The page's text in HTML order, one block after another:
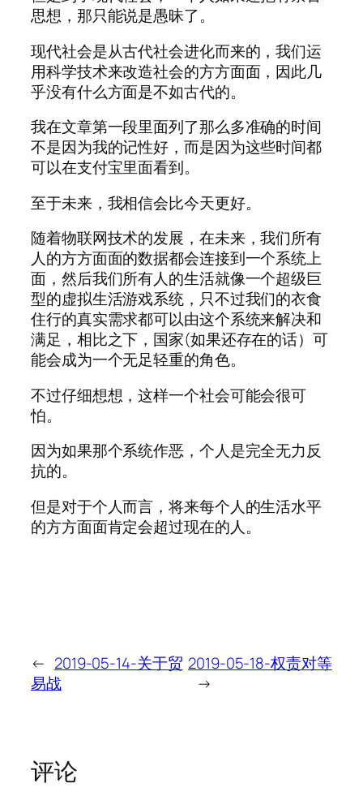
思想，那只能说是愚昧了。
现代社会是从古代社会进化而来的，我们运
用科学技术来改造社会的方方面面，因此几
乎没有什么方面是不如古代的。
我在文章第一段里面列了那么多准确的时间
不是因为我的记性好，而是因为这些时间都
可以在支付宝里面看到。
至于未来，我相信会比今天更好。
随着物联网技术的发展，在未来，我们所有
人的方方面面的数据都会连接到一个系统上
面，然后我们所有人的生活就像一个超级巨
型的虚拟生活游戏系统，只不过我们的衣食
住行的真实需求都可以由这个系统来解决和
满足，相比之下，国家(如果还存在的话）可
能会成为一个无足轻重的角色。
不过仔细想想，这样一个社会可能会很可
怕。
因为如果那个系统作恶，个人是完全无力反
抗的。
但是对于个人而言，将来每个人的生活水平
的方方面面肯定会超过现在的人。
← 2019-05-14-关于贸
易战
2019-05-18-权责对等
→
评论